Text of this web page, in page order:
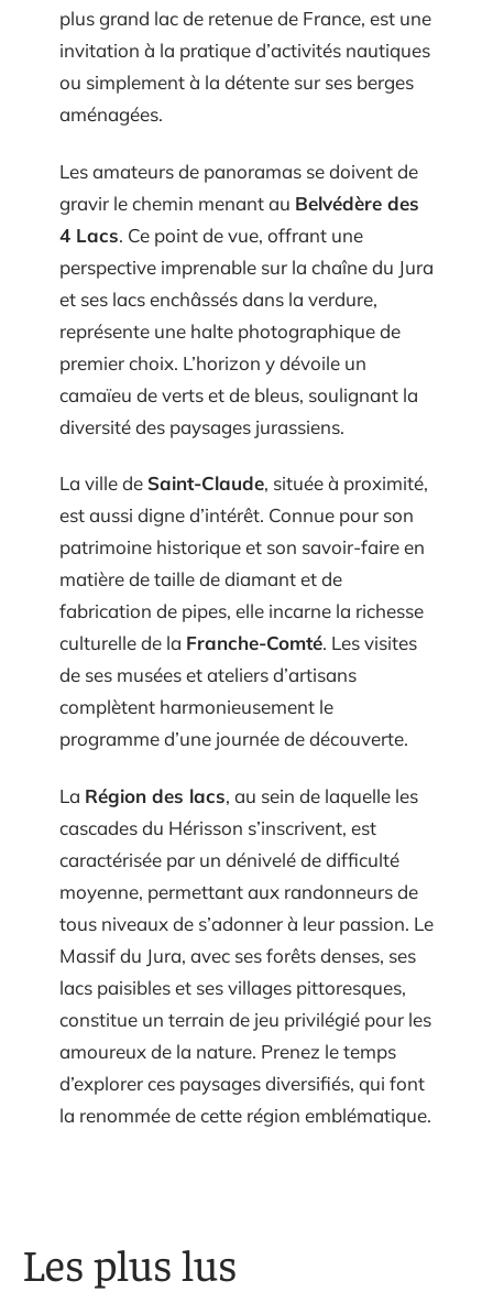
plus grand lac de retenue de France, est une
invitation à la pratique d’activités nautiques
ou simplement à la détente sur ses berges
aménagées.
Les amateurs de panoramas se doivent de
gravir le chemin menant au Belvédère des
4 Lacs. Ce point de vue, offrant une
perspective imprenable sur la chaîne du Jura
et ses lacs enchâssés dans la verdure,
représente une halte photographique de
premier choix. L’horizon y dévoile un
camaïeu de verts et de bleus, soulignant la
diversité des paysages jurassiens.
La ville de Saint-Claude, située à proximité,
est aussi digne d’intérêt. Connue pour son
patrimoine historique et son savoir-faire en
matière de taille de diamant et de
fabrication de pipes, elle incarne la richesse
culturelle de la Franche-Comté. Les visites
de ses musées et ateliers d’artisans
complètent harmonieusement le
programme d’une journée de découverte.
La Région des lacs, au sein de laquelle les
cascades du Hérisson s’inscrivent, est
caractérisée par un dénivelé de difficulté
moyenne, permettant aux randonneurs de
tous niveaux de s’adonner à leur passion. Le
Massif du Jura, avec ses forêts denses, ses
lacs paisibles et ses villages pittoresques,
constitue un terrain de jeu privilégié pour les
amoureux de la nature. Prenez le temps
d’explorer ces paysages diversifiés, qui font
la renommée de cette région emblématique.
Les plus lus